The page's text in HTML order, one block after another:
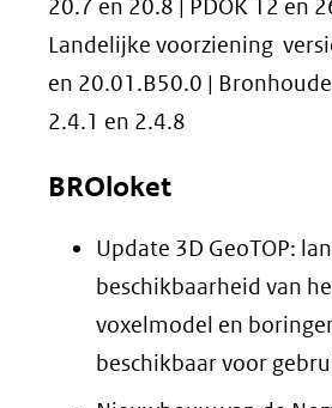
20.7 en 20.8 | PDOK 12 en
Landelijke voorziening
en 20.01.B50.0 |
2.4.1 en 2.4.8
BROloket
Update 3D GeoTOP:
beschikbaarheid van
voxelmodel en
beschikbaar voor